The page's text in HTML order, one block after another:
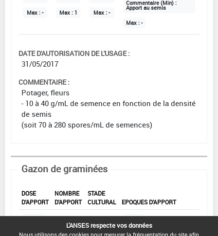
Max : - Max : 1 Max : -
Commentaire (Min) :
Apport au semis
Max : -
DATE D'AUTORISATION DE L'USAGE :
31/05/2017
COMMENTAIRE :
Potager, fleurs
- 10 à 40 g/mL de semence en fonction de la densité
de semis
(soit 70 à 280 spores/mL de semences)
Gazon de graminées
DOSE
D'APPORT
NOMBRE
D'APPORT
STADE
CULTURAL
EPOQUES D'APPORT
Min :1 Min :-
Commentaire (Min) :
L'ANSES respecte vos données